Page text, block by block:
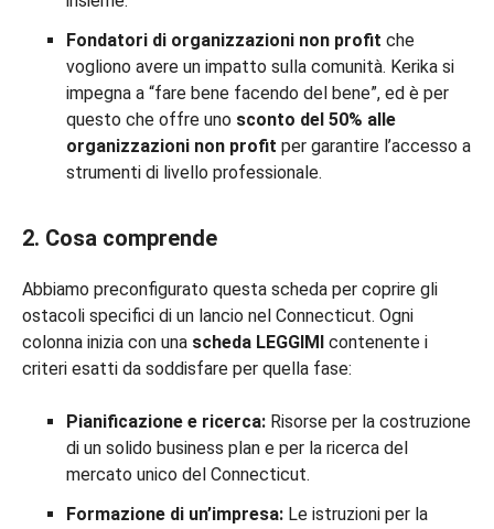
Fondatori di organizzazioni non profit che
vogliono avere un impatto sulla comunità. Kerika si
impegna a “fare bene facendo del bene”, ed è per
questo che offre uno sconto del 50% alle
organizzazioni non profit per garantire l’accesso a
strumenti di livello professionale.
2. Cosa comprende
Abbiamo preconfigurato questa scheda per coprire gli
ostacoli specifici di un lancio nel Connecticut. Ogni
colonna inizia con una scheda LEGGIMI contenente i
criteri esatti da soddisfare per quella fase:
Pianificazione e ricerca: Risorse per la costruzione
di un solido business plan e per la ricerca del
mercato unico del Connecticut.
Formazione di un’impresa: Le istruzioni per la